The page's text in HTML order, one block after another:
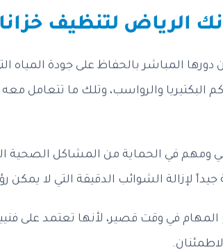
الرياض لتنظيف
المباشر بالحفاظ على جودة المياه
البكتيريا والرواسب، وتلك ما تتعامل
ومهم في الحماية من المشاكل الصحية
لإزالة الشوائب الدقيقة التي لا يمكن
في وقت قصير، لأنها تعتمد على